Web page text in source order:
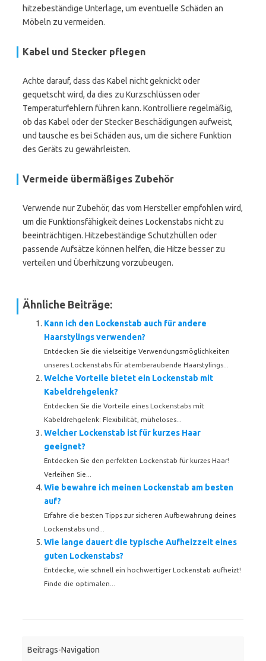
hitzebeständige Unterlage, um eventuelle Schäden an
Möbeln zu vermeiden.
Kabel und Stecker pflegen
Achte darauf, dass das Kabel nicht geknickt oder
gequetscht wird, da dies zu Kurzschlüssen oder
Temperaturfehlern führen kann. Kontrolliere regelmäßig,
ob das Kabel oder der Stecker Beschädigungen aufweist,
und tausche es bei Schäden aus, um die sichere Funktion
des Geräts zu gewährleisten.
Vermeide übermäßiges Zubehör
Verwende nur Zubehör, das vom Hersteller empfohlen wird,
um die Funktionsfähigkeit deines Lockenstabs nicht zu
beeinträchtigen. Hitzebeständige Schutzhüllen oder
passende Aufsätze können helfen, die Hitze besser zu
verteilen und Überhitzung vorzubeugen.
Ähnliche Beiträge:
Kann ich den Lockenstab auch für andere
Haarstylings verwenden?
Entdecken Sie die vielseitige Verwendungsmöglichkeiten
unseres Lockenstabs für atemberaubende Haarstylings...
Welche Vorteile bietet ein Lockenstab mit
Kabeldrehgelenk?
Entdecken Sie die Vorteile eines Lockenstabs mit
Kabeldrehgelenk: Flexibilität, müheloses...
Welcher Lockenstab ist für kurzes Haar
geeignet?
Entdecken Sie den perfekten Lockenstab für kurzes Haar!
Verleihen Sie...
Wie bewahre ich meinen Lockenstab am besten
auf?
Erfahre die besten Tipps zur sicheren Aufbewahrung deines
Lockenstabs und...
Wie lange dauert die typische Aufheizzeit eines
guten Lockenstabs?
Entdecke, wie schnell ein hochwertiger Lockenstab aufheizt!
Finde die optimalen...
Beitrags-Navigation